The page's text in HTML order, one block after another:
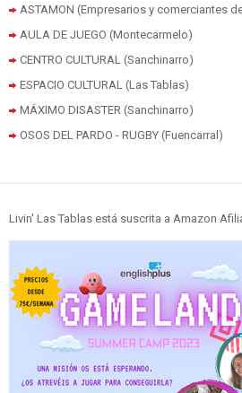
ASTAMON (Empresarios y comerciantes
AULA DE JUEGO (Montecarmelo)
CENTRO CULTURAL (Sanchinarro)
ESPACIO CULTURAL (Las Tablas)
MÁXIMO DISASTER (Sanchinarro)
OSOS DEL PARDO - RUGBY (Fuencarral)
Livin' Las Tablas está suscrita a Amazon